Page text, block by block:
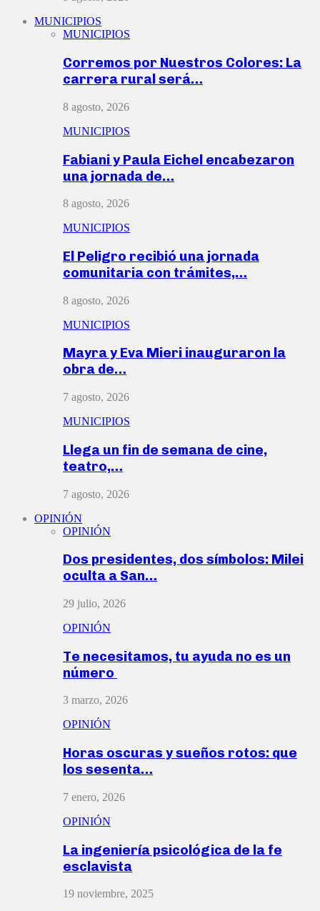
MUNICIPIOS
MUNICIPIOS
Corremos por Nuestros Colores: La
carrera rural será…
8 agosto, 2026
MUNICIPIOS
Fabiani y Paula Eichel encabezaron
una jornada de…
8 agosto, 2026
MUNICIPIOS
El Peligro recibió una jornada
comunitaria con trámites,…
8 agosto, 2026
MUNICIPIOS
Mayra y Eva Mieri inauguraron la
obra de…
7 agosto, 2026
MUNICIPIOS
Llega un fin de semana de cine,
teatro,…
7 agosto, 2026
OPINIÓN
OPINIÓN
Dos presidentes, dos símbolos: Milei
oculta a San…
29 julio, 2026
OPINIÓN
Te necesitamos, tu ayuda no es un
número
3 marzo, 2026
OPINIÓN
Horas oscuras y sueños rotos: que
los sesenta…
7 enero, 2026
OPINIÓN
La ingeniería psicológica de la fe
esclavista
19 noviembre, 2025